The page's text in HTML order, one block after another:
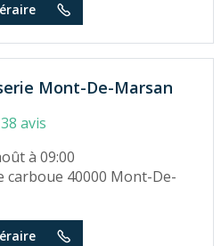
Mont-De-Marsan
38 avis
à 09:00
carboue 40000 Mont-De-